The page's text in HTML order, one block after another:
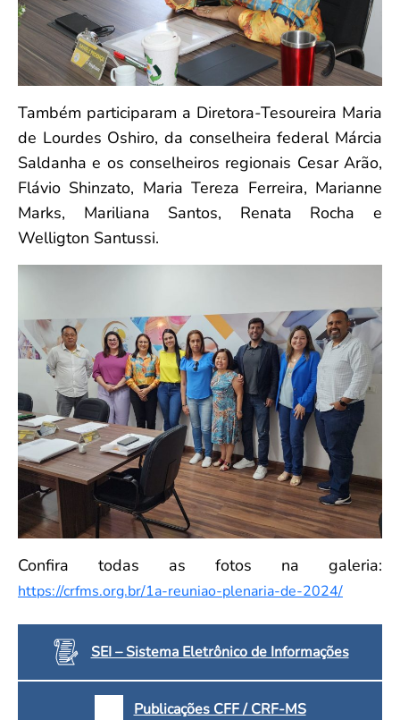
Também participaram a Diretora-Tesoureira Maria
de Lourdes Oshiro, da conselheira federal Márcia
Saldanha e os conselheiros regionais Cesar Arão,
Flávio Shinzato, Maria Tereza Ferreira, Marianne
Marks, Mariliana Santos, Renata Rocha e
Welligton Santussi.
Confira todas as fotos na galeria:
https://crfms.org.br/1a-reuniao-plenaria-de-2024/
SEI – Sistema Eletrônico de Informações
Publicações CFF / CRF-MS